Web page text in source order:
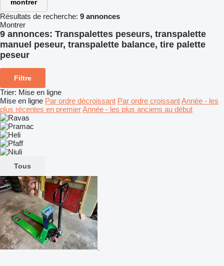
montrer
Résultats de recherche: 9 annonces
Montrer
9 annonces: Transpalettes peseurs, transpalette
manuel peseur, transpalette balance, tire palette
peseur
Filtre
Trier: Mise en ligne
Mise en ligne Par ordre décroissant Par ordre croissantAnnée - les
plus récentes en premierAnnée - les plus anciens au début
Tous